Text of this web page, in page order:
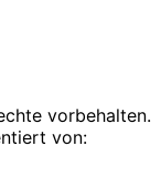
vorbehalten.
von: